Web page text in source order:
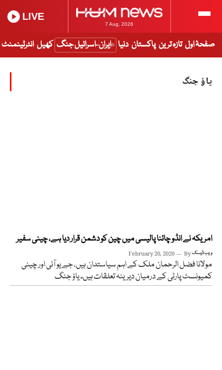
7 Aug, 2026
LIVE
صفحۂ اول تازہ ترین پاکستان دنیا ایران-اسرائیل جنگ کھیل انٹرٹینمنٹ
یاؤ جنگ
امریکہ نے انڈو چائنا پالیسی میں چین کو دشمن قرار دیا ہے، چینی سفیر
February 20, 2020 Byویب ڈیسک
مولانا فضل الرحمان ملک کے اہم سیاستدان ہیں، جے یو آئی اور چینی
کمیونسٹ پارٹی کے درمیان دیرینہ تعلقات ہیں۔ یاؤ جنگ